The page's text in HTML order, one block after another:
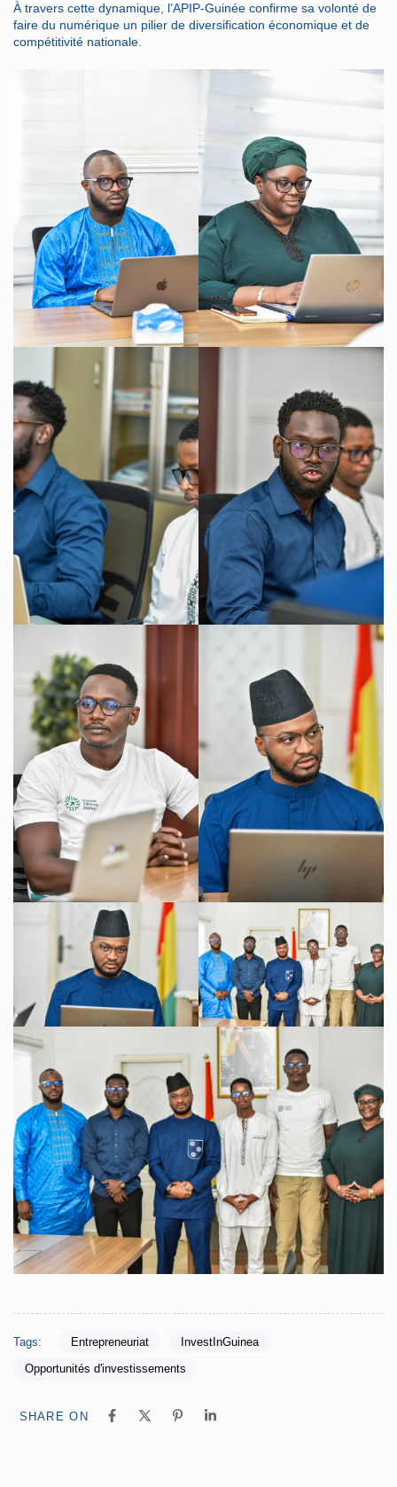
À travers cette dynamique, l’APIP-Guinée confirme sa volonté de
faire du numérique un pilier de diversification économique et de
compétitivité nationale.
Tags: Entrepreneuriat InvestInGuinea
Opportunités d'investissements
SHARE ON